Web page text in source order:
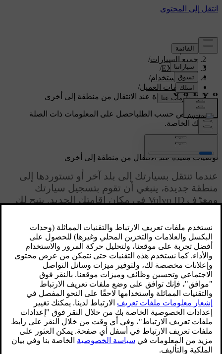
الدعم/
جميع السيارات/
EX90 2026
/
دليل الاستخدام/
معلومات العميل/
توصيات مفيدة عند الانتقال من منطقة إلى أخرى
دعم مخصص حسب الطلباحصل على المعلومات ذات الصلة
بسيارتك الخاصة.
تسجيل الدخول
محدّث ٢٥‏/٠٤‏/٢٠٢٤
توصيات مفيدة عند الانتقال من منطقة إلى أخرى
عندما تنتقل بسيارتك إلى بلد آخر أو تستوردها إلى
منطقة جديدة، ينبغي أن تقوم بتسجيل سيارتك
ومعرّف ‏Volvo ID في مكان إقامتك الجديد. يتيح لك
الرقمية ومن امتثال السيارة للقوانين واللوائح
المحلية.
للحصول على المساعدة في تسجيل سيارتك في منطقة جديدة،
اتصل بقسم الدعم لدى Volvo.